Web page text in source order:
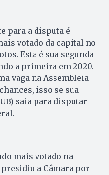
para a disputa é
votado da capital no
Esta é sua segunda
a primeira em 2020.
vaga na Assembleia
isso se sua
saia para disputar
mais votado na
a Câmara por